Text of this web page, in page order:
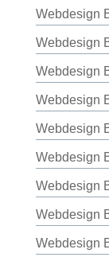
Webdesign
Webdesign
Webdesign
Webdesign
Webdesign
Webdesign
Webdesign
Webdesign
Webdesign